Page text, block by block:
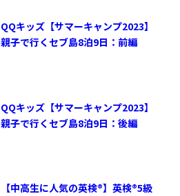
QQキッズ【サマーキャンプ2023】
親子で行くセブ島8泊9日：前編
QQキッズ【サマーキャンプ2023】
親子で行くセブ島8泊9日：後編
【中高生に人気の英検®︎】英検®︎5級